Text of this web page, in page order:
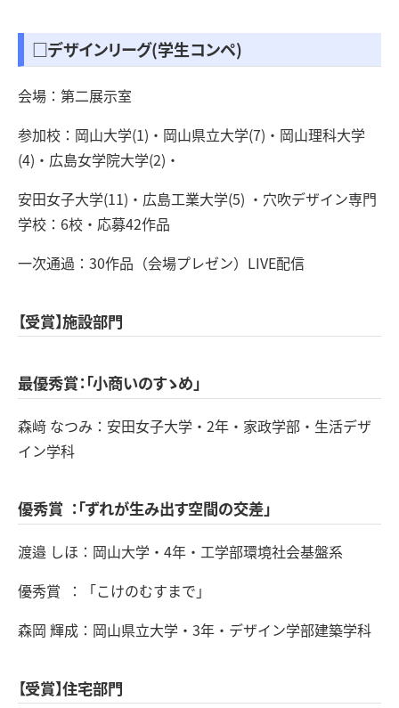
□デザインリーグ(学生コンペ)
会場：第二展示室
参加校：岡山大学(1)・岡山県立大学(7)・岡山理科大学
(4)・広島女学院大学(2)・
安田女子大学(11)・広島工業大学(5) ・穴吹デザイン専門
学校：6校・応募42作品
一次通過：30作品（会場プレゼン）LIVE配信
【受賞】施設部門
最優秀賞：「小商いのすゝめ」
森﨑 なつみ：安田女子大学・2年・家政学部・生活デザ
イン学科
優秀賞 ：「ずれが生み出す空間の交差」
渡邉 しほ：岡山大学・4年・工学部環境社会基盤系
優秀賞 ：「こけのむすまで」
森岡 輝成：岡山県立大学・3年・デザイン学部建築学科
【受賞】住宅部門